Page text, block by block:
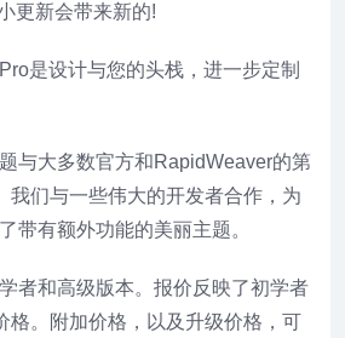
更新会带来新的!
是设计与您的头栈，进一步定制
与大多数官方和RapidWeaver的第
我们与一些伟大的开发者合作，为
带有额外功能的美丽主题。
者和高级版本。报价反映了初学者
格。附加价格，以及升级价格，可